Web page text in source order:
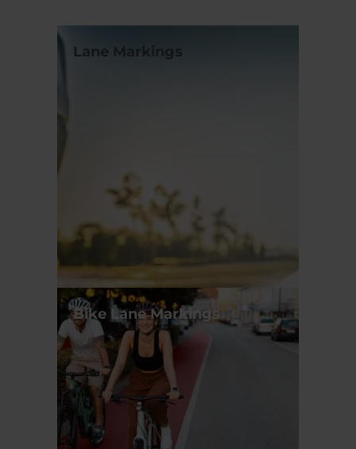
Lane Markings
Bike Lane Markings